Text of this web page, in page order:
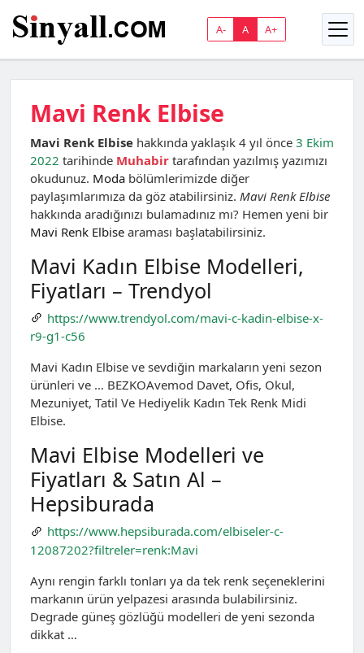
A- A A+
Mavi Renk Elbise
Mavi Renk Elbise hakkında yaklaşık 4 yıl önce 3 Ekim
2022 tarihinde Muhabir tarafından yazılmış yazımızı
okudunuz. Moda bölümlerimizde diğer
paylaşımlarımıza da göz atabilirsiniz. Mavi Renk Elbise
hakkında aradığınızı bulamadınız mı? Hemen yeni bir
Mavi Renk Elbise araması başlatabilirsiniz.
Mavi Kadın Elbise Modelleri,
Fiyatları – Trendyol
https://www.trendyol.com/mavi-c-kadin-elbise-x-
r9-g1-c56
Mavi Kadın Elbise ve sevdiğin markaların yeni sezon
ürünleri ve … BEZKOAvemod Davet, Ofis, Okul,
Mezuniyet, Tatil Ve Hediyelik Kadın Tek Renk Midi
Elbise.
Mavi Elbise Modelleri ve
Fiyatları & Satın Al –
Hepsiburada
https://www.hepsiburada.com/elbiseler-c-
12087202?filtreler=renk:Mavi
Aynı rengin farklı tonları ya da tek renk seçeneklerini
markanın ürün yelpazesi arasında bulabilirsiniz.
Degrade güneş gözlüğü modelleri de yeni sezonda
dikkat …